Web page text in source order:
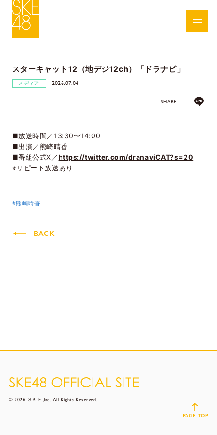
スターキャット12（地デジ12ch）「ドラナビ」
メディア 2026.07.04
SHARE
■放送時間／13:30〜14:00
■出演／熊崎晴香
■番組公式X／https://twitter.com/dranaviCAT?s=20
※リピート放送あり
#熊崎晴香
BACK
© 2026 ＳＫＥ,Inc. All Rights Reserved.
PAGE TOP